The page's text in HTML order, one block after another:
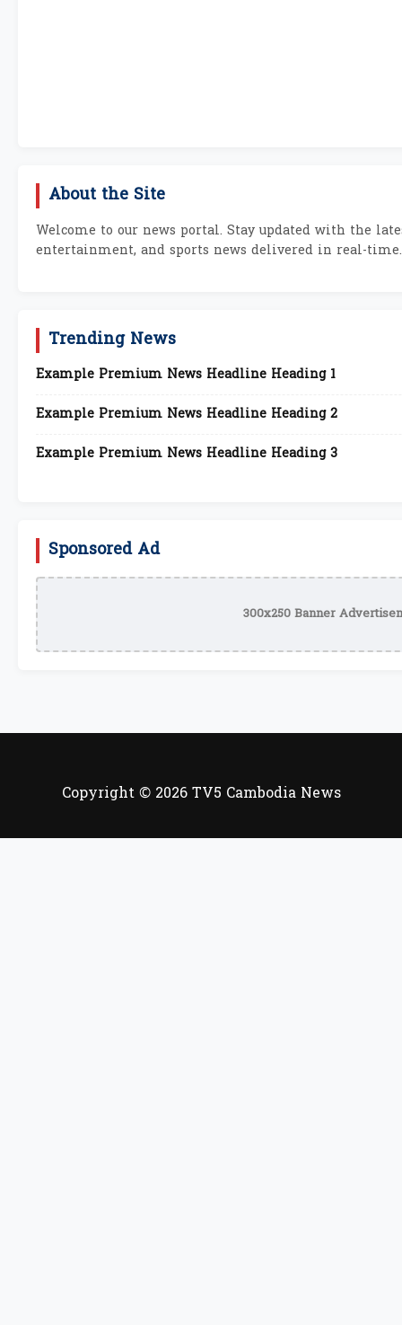
About the Site
Welcome to our news portal. Stay updated with the
entertainment, and sports news delivered in real-time.
Trending News
Example Premium News Headline Heading 1
Example Premium News Headline Heading 2
Example Premium News Headline Heading 3
Sponsored Ad
300x250 Banner
Copyright © 2026 TV5 Cambodia News